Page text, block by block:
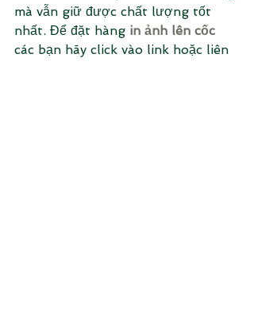
mà vẫn giữ được chất lượng tốt
nhất. Để đặt hàng in ảnh lên cốc
các bạn hãy click vào link hoặc liên